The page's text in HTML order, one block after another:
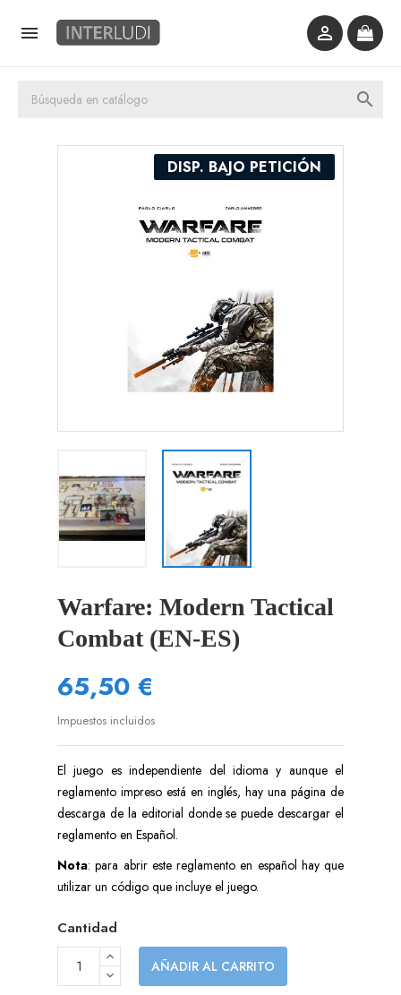
 

DISP. BAJO PETICIÓN
Warfare: Modern Tactical
Combat (EN-ES)
65,50 €
Impuestos incluidos
El juego es independiente del idioma y aunque el
reglamento impreso está en inglés, hay una página de
descarga de la editorial donde se puede descargar el
reglamento en Español.
Nota: para abrir este reglamento en español hay que
utilizar un código que incluye el juego.
Cantidad
AÑADIR AL CARRITO